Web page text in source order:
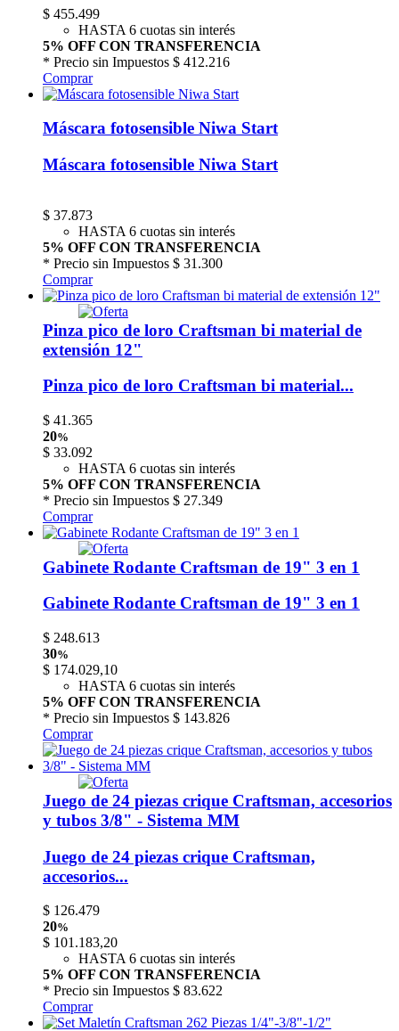
$ 455.499
HASTA 6 cuotas sin interés
5% OFF CON TRANSFERENCIA
* Precio sin Impuestos $ 412.216
Comprar
Máscara fotosensible Niwa Start
Máscara fotosensible Niwa Start
$ 37.873
HASTA 6 cuotas sin interés
5% OFF CON TRANSFERENCIA
* Precio sin Impuestos $ 31.300
Comprar
Pinza pico de loro Craftsman bi material de
extensión 12"
Pinza pico de loro Craftsman bi material...
$ 41.365
20%
$ 33.092
HASTA 6 cuotas sin interés
5% OFF CON TRANSFERENCIA
* Precio sin Impuestos $ 27.349
Comprar
Gabinete Rodante Craftsman de 19" 3 en 1
Gabinete Rodante Craftsman de 19" 3 en 1
$ 248.613
30%
$ 174.029,10
HASTA 6 cuotas sin interés
5% OFF CON TRANSFERENCIA
* Precio sin Impuestos $ 143.826
Comprar
Juego de 24 piezas crique Craftsman, accesorios
y tubos 3/8" - Sistema MM
Juego de 24 piezas crique Craftsman,
accesorios...
$ 126.479
20%
$ 101.183,20
HASTA 6 cuotas sin interés
5% OFF CON TRANSFERENCIA
* Precio sin Impuestos $ 83.622
Comprar